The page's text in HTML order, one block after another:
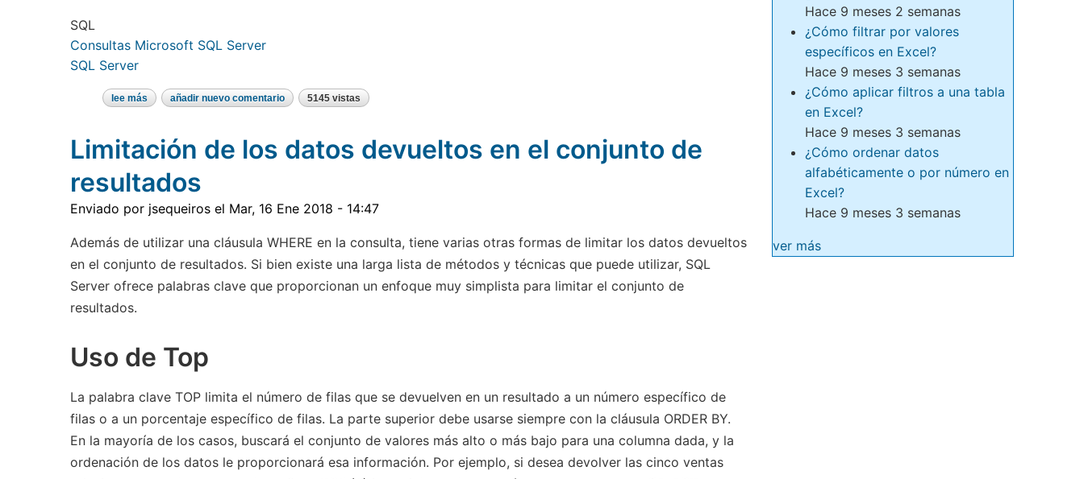
SQL
Consultas Microsoft SQL Server
SQL Server
lee más sobre
uso
para
combinar
de
resultados
añadir nuevo comentario 5145 vistas
Limitación de los datos devueltos en el conjunto de
resultados
Enviado por jsequeiros el Mar, 16 Ene 2018 - 14:47
Además de utilizar una cláusula WHERE en la consulta, tiene varias otras formas de limitar los datos devueltos
en el conjunto de resultados. Si bien existe una larga lista de métodos y técnicas que puede utilizar, SQL
Server ofrece palabras clave que proporcionan un enfoque muy simplista para limitar el conjunto de
resultados.
Uso de Top
La palabra clave TOP limita el número de filas que se devuelven en un resultado a un número específico de
filas o a un porcentaje específico de filas. La parte superior debe usarse siempre con la cláusula ORDER BY.
En la mayoría de los casos, buscará el conjunto de valores más alto o más bajo para una columna dada, y la
ordenación de los datos le proporcionará esa información. Por ejemplo, si desea devolver las cinco ventas
Hace 9 meses 2 semanas
¿Cómo filtrar por valores
específicos en Excel?
Hace 9 meses 3 semanas
¿Cómo aplicar filtros a una tabla
en Excel?
Hace 9 meses 3 semanas
¿Cómo ordenar datos
alfabéticamente o por número en
Excel?
Hace 9 meses 3 semanas
ver más